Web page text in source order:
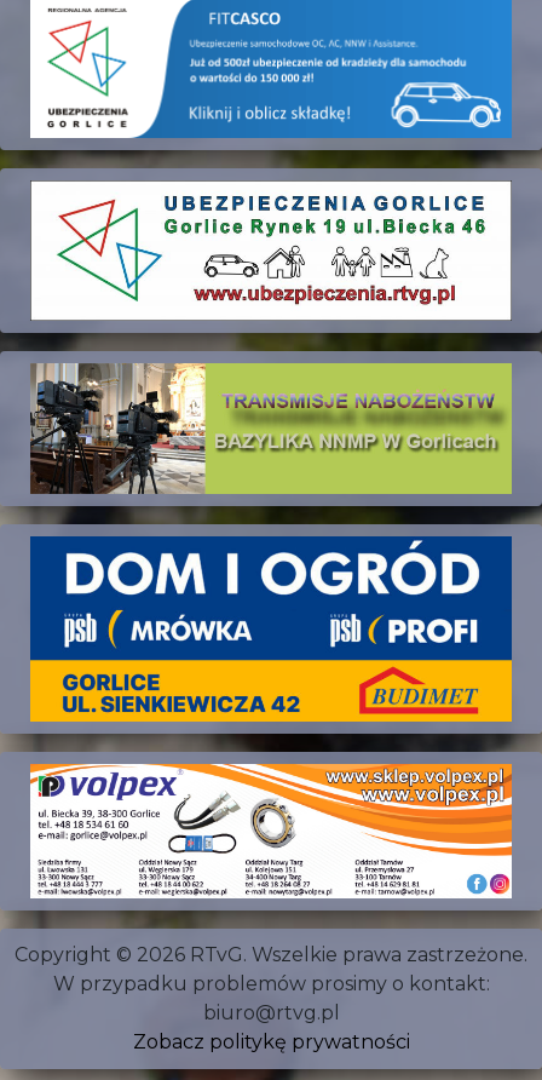
Copyright © 2026 RTvG. Wszelkie prawa zastrzeżone.
W przypadku problemów prosimy o kontakt:
biuro@rtvg.pl
Zobacz politykę prywatności